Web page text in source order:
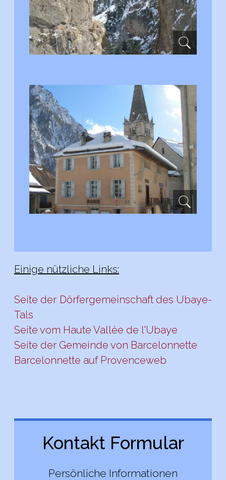
Einige nützliche Links:
Seite der Dörfergemeinschaft des Ubaye-
Tals
Seite vom Haute Vallée de l'Ubaye
Seite der Gemeinde von Barcelonnette
Barcelonnette auf Provenceweb
Kontakt Formular
Persönliche Informationen